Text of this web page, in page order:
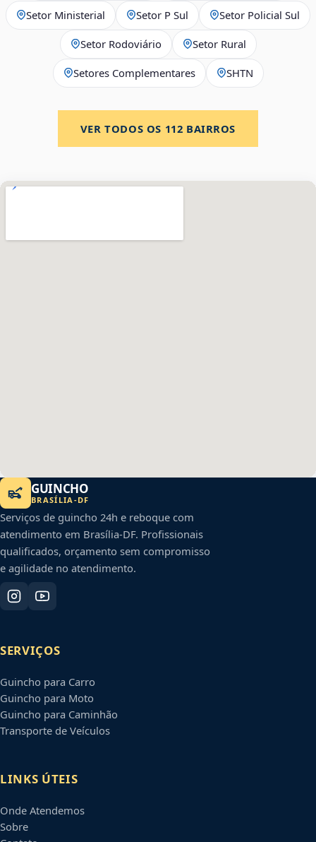
Setor Ministerial Setor P Sul Setor Policial Sul
Setor Rodoviário Setor Rural
Setores Complementares SHTN
VER TODOS OS 112 BAIRROS
GUINCHO
BRASÍLIA -DF
Serviços de guincho 24h e reboque com
atendimento em Brasília-DF. Profissionais
qualificados, orçamento sem compromisso
e agilidade no atendimento.
SERVIÇOS
Guincho para Carro
Guincho para Moto
Guincho para Caminhão
Transporte de Veículos
LINKS ÚTEIS
Onde Atendemos
Sobre